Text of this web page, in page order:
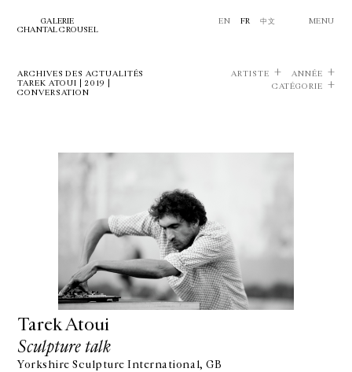
GALERIE
CHANTAL CROUSEL
EN FR 中文 MENU
ARCHIVES DES ACTUALITÉS
TAREK ATOUI | 2019 |
CONVERSATION
ARTISTE
ANNÉE
CATÉGORIE
Tarek Atoui
Sculpture talk
Yorkshire Sculpture International, GB